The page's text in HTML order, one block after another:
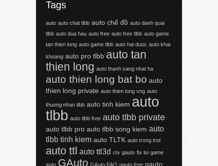
Tags
auto auto chat tlbb auto chế đồ auto danh quai
tlbb auto dua hau auto free auto free tlbb auto game
tan thien long auto game tlbb auto hai duoc auto khai
khoang auto pro tlbb auto tan
thien long auto thanh sang nhat ha
auto thien long bat bo auto
thien long private auto thien long vng auto
thuong nhan tlbb auto tinh kiem auto
tlbb auto tlbb free auto tlbb private
auto tlbb pro auto tlbb song kiem auto
tlbb tinh kiem auto TLTK auto trong trot
auto ttl auto ttl3d ctv gauto fix loi game
auto GAuto GAuto FAQ gauto free gauto